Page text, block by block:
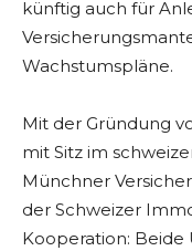
künftig auch für
Wachstumspläne.
Mit der Gründung
mit Sitz im
Münchner
der Schweizer
Kooperation: